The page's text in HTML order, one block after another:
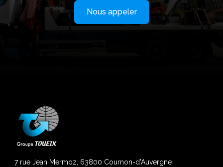
Nous appeler
7 rue Jean Mermoz, 63800 Cournon-d'Auvergne